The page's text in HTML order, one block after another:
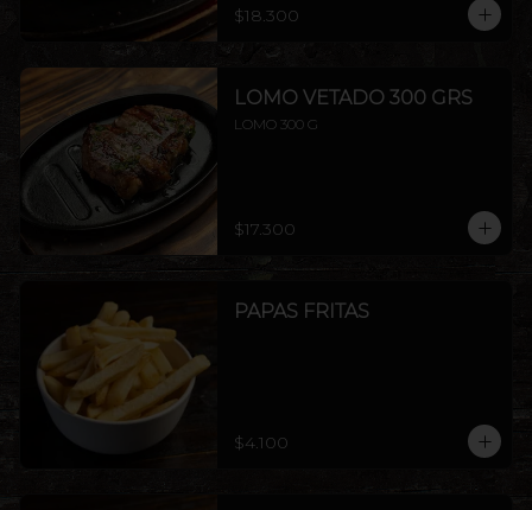
$18.300
LOMO VETADO 300 GRS
LOMO 300 G
$17.300
PAPAS FRITAS
$4.100